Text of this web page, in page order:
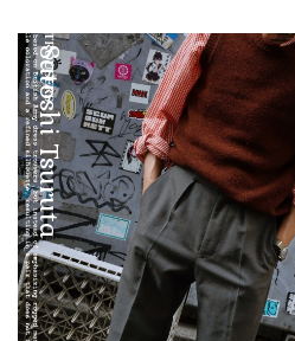
Satoshi Tsuruta